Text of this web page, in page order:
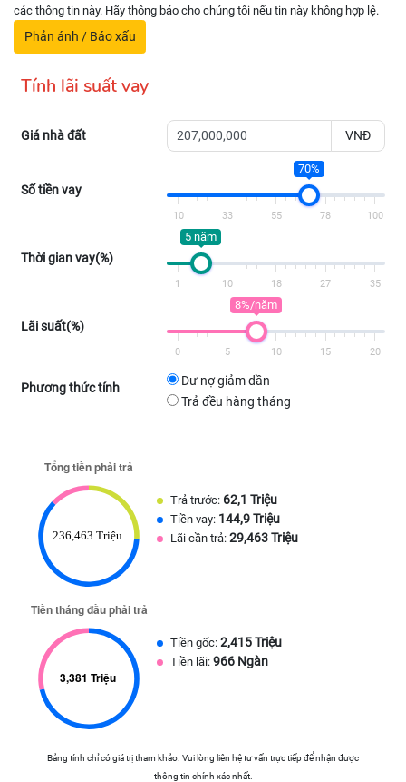
các thông tin này. Hãy thông báo cho chúng tôi nếu tin này không hợp lệ.
Phản ánh / Báo xấu
Tính lãi suất vay
Giá nhà đất VNĐ
Số tiền vay
70%
10 33 55 78 100
Thời gian vay(%)
5 năm
1 10 18 27 35
Lãi suất(%)
8%/năm
0 5 10 15 20
Phương thức tính
Dư nợ giảm dần
Trả đều hàng tháng
Trả trước: 62,1 Triệu
Tiền vay: 144,9 Triệu
Lãi cần trả: 29,463 Triệu
Tiền gốc: 2,415 Triệu
Tiền lãi: 966 Ngàn
Bảng tính chỉ có giá trị tham khảo. Vui lòng liên hệ tư vấn trực tiếp để nhận được
thông tin chính xác nhất.